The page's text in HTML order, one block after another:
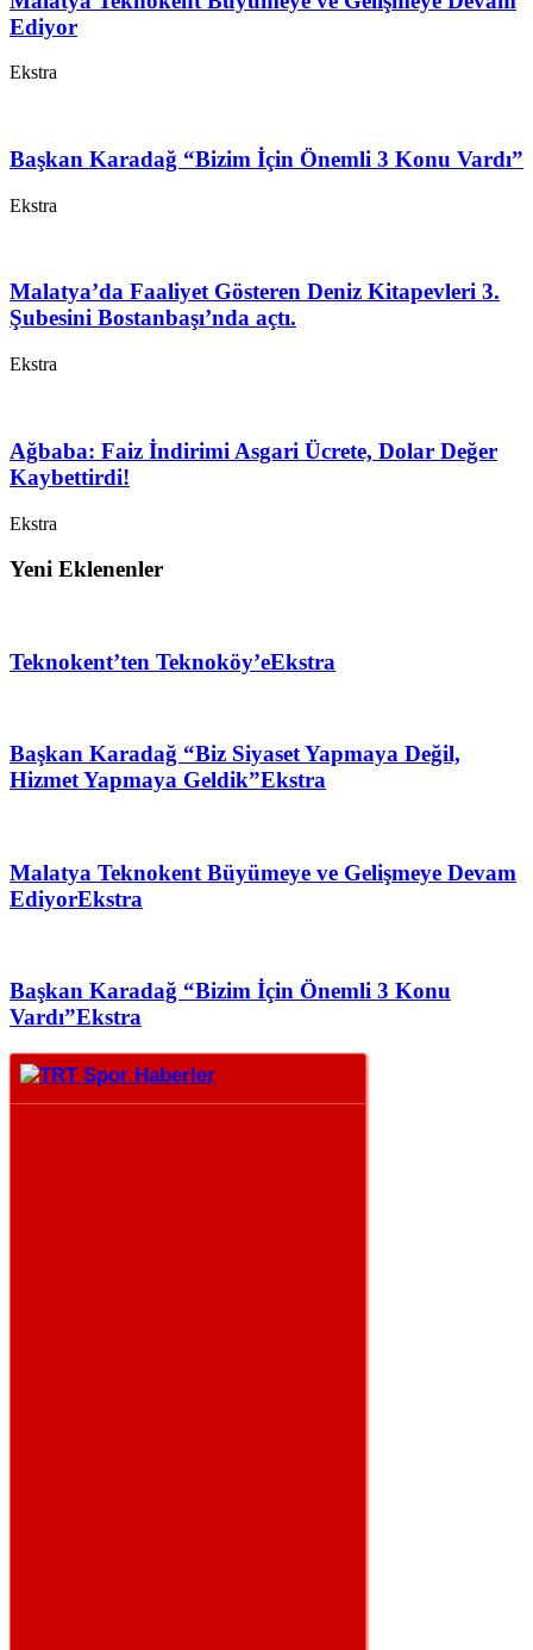
Ediyor
Ekstra
Başkan Karadağ “Bizim İçin Önemli 3 Konu Vardı”
Ekstra
Malatya’da Faaliyet Gösteren Deniz Kitapevleri 3.
Şubesini Bostanbaşı’nda açtı.
Ekstra
Ağbaba: Faiz İndirimi Asgari Ücrete, Dolar Değer
Kaybettirdi!
Ekstra
Yeni Eklenenler
Teknokent’ten Teknoköy’eEkstra
Başkan Karadağ “Biz Siyaset Yapmaya Değil,
Hizmet Yapmaya Geldik”Ekstra
Malatya Teknokent Büyümeye ve Gelişmeye Devam
EdiyorEkstra
Başkan Karadağ “Bizim İçin Önemli 3 Konu
Vardı”Ekstra